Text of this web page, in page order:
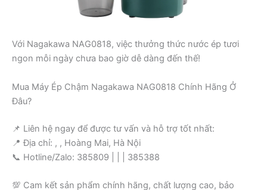
Với Nagakawa NAG0818, việc thưởng thức nước ép tươi
ngon mỗi ngày chưa bao giờ dễ dàng đến thế!
Mua Máy Ép Chậm Nagakawa NAG0818 Chính Hãng Ở
Đâu?
📌 Liên hệ ngay để được tư vấn và hỗ trợ tốt nhất:
📍 Địa chỉ: , , Hoàng Mai, Hà Nội
📞 Hotline/Zalo: 385809 | | | 385388
💯 Cam kết sản phẩm chính hãng, chất lượng cao, bảo